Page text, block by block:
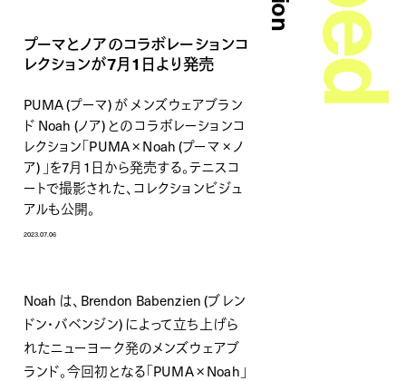
プーマとノアのコラボレーションコ
レクションが7月1日より発売
PUMA (プーマ) が メンズウェアブラン
ド Noah (ノア) とのコラボレーションコ
レクション「PUMA × Noah (プーマ × ノ
ア) 」を7月1日から発売する。テニスコ
ートで撮影された、コレクションビジュ
アルも公開。
2023.07.06
Noah は、Brendon Babenzien (ブレン
ドン・バベンジン) によって立ち上げら
れたニューヨーク発のメンズウェアブ
ランド。今回初となる「PUMA × Noah」